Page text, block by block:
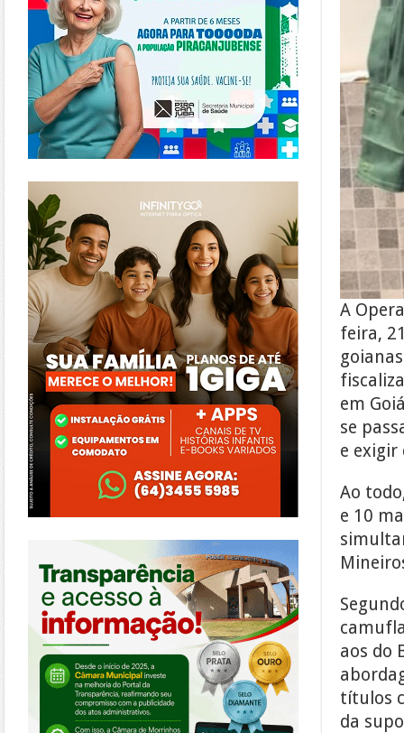
A
feira,
em
se
e exigir
Ao
e 10
aos do
títulos
da
https://www.infinitygo.com.br/
https://morrinhos.go.leg.br/